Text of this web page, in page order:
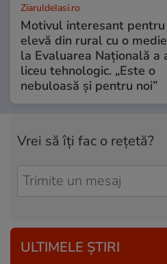
ZiaruldeIasi.ro
Motivul interesant pentru
elevă din rural cu o
la Evaluarea Națională a
liceu tehnologic. „Este o
nebuloasă și pentru noi”
Vrei să îți fac o rețetă?
ULTIMELE ȘTIRI